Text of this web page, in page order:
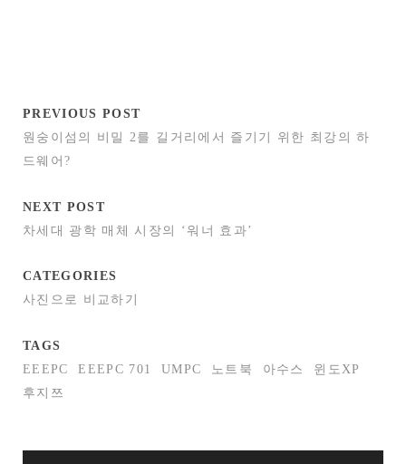
PREVIOUS POST
원숭이섬의 비밀 2를 길거리에서 즐기기 위한 최강의 하
드웨어?
NEXT POST
차세대 광학 매체 시장의 ‘워너 효과’
CATEGORIES
사진으로 비교하기
TAGS
EEEPC
EEEPC 701 UMPC 노트북 아수스
윈도XP
후지쯔